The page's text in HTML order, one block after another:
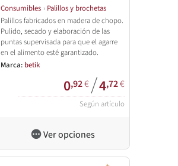
Consumibles › Palillos y brochetas
Palillos fabricados en madera de chopo.
Pulido, secado y elaboración de las
puntas supervisada para que el agarre
en el alimento esté garantizado.
Marca: betik
0,92€/4,72€
Según artículo
Ver opciones